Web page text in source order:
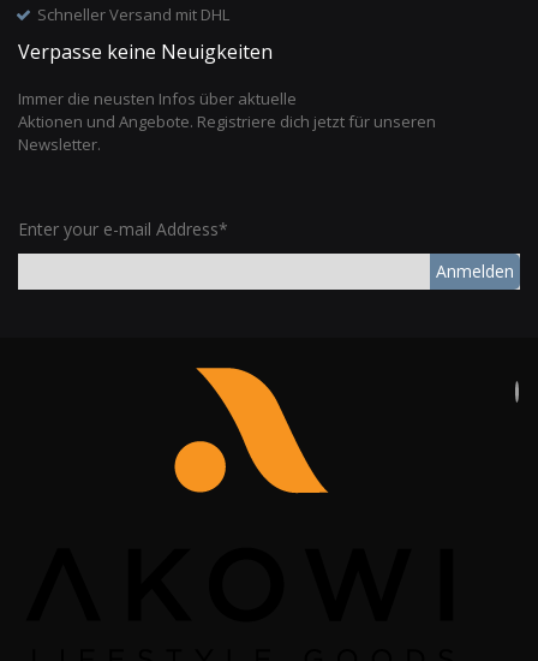
Schneller Versand mit DHL
Verpasse keine Neuigkeiten
Immer die neusten Infos über aktuelle
Aktionen und Angebote. Registriere dich jetzt für unseren
Newsletter.
Enter your e-mail Address*
Anmelden